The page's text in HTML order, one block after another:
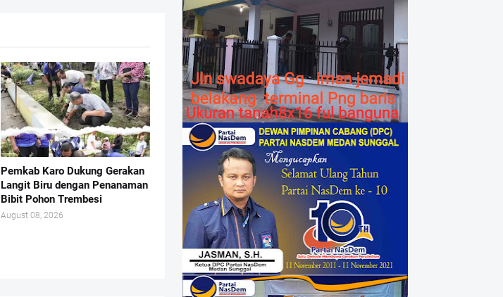
Pemkab Karo Dukung Gerakan
Langit Biru dengan Penanaman
Bibit Pohon Trembesi
August 08, 2026